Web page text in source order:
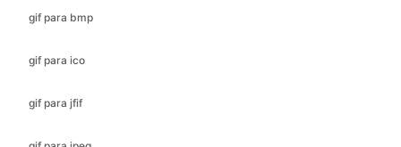
gif para jfif
gif para jpeg
gif para jpg